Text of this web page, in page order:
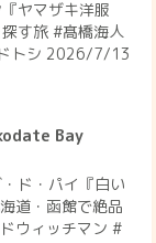
ヤマザキ洋服
す旅 #髙橋海人
トシ 2026/7/13
Bay
ド・パイ『白い
道・函館で絶品
ウィッチマン #